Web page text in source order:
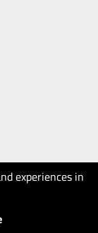
experiences in